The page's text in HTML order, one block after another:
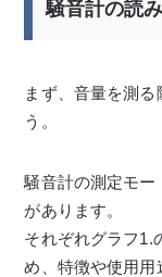
騒音計の読
まず、音量を測
う。
騒音計の測定モー
があります。
それぞれグラフ1.
め、特徴や使用用